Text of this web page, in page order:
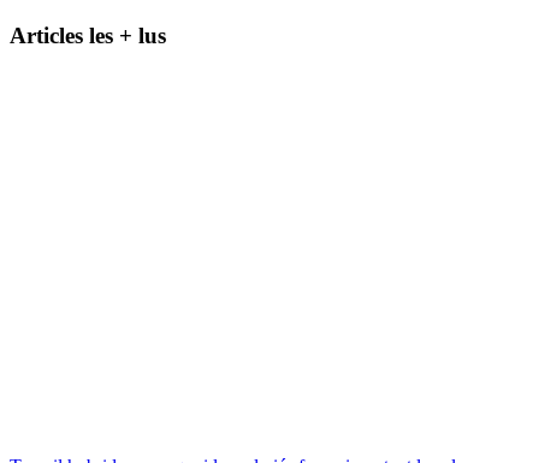
Articles les + lus